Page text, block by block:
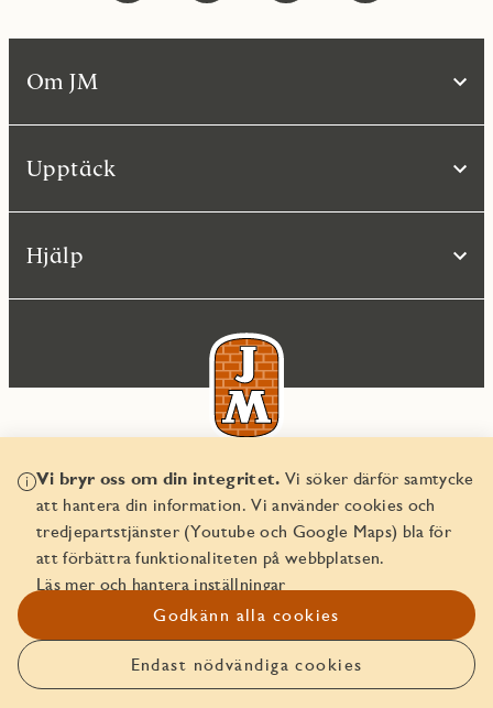
Anmäl intresse
Vi bryr oss om din integritet. Vi söker därför samtycke
att hantera din information. Vi använder cookies och
tredjepartstjänster (Youtube och Google Maps) bla för
att förbättra funktionaliteten på webbplatsen.
Läs mer och hantera inställningar
Godkänn alla cookies
Endast nödvändiga cookies
Om JM
Upptäck
Hjälp
© JM AB 2026
Organisationsnummer 556045-2103